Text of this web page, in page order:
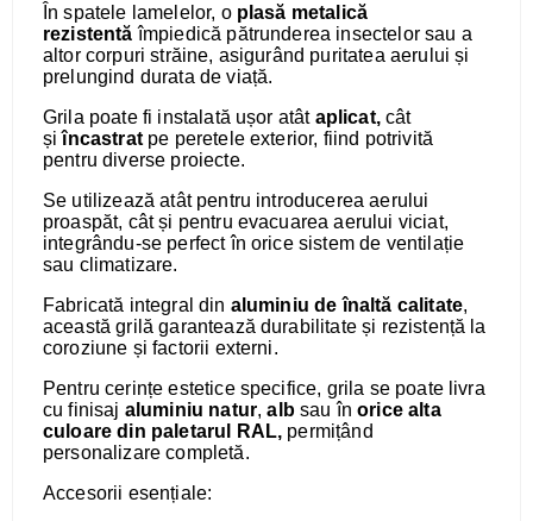
În spatele lamelelor, o plasă metalică
rezistentă împiedică pătrunderea insectelor sau a
altor corpuri străine, asigurând puritatea aerului și
prelungind durata de viață.
Grila poate fi instalată ușor atât aplicat,cât
și încastratpe peretele exterior, fiind potrivită
pentru diverse proiecte.
Se utilizează atât pentru introducerea aerului
proaspăt, cât și pentru evacuarea aerului viciat,
integrându-se perfect în orice sistem de ventilație
sau climatizare.
Fabricată integral din aluminiu de înaltă calitate,
această grilă garantează durabilitate și rezistență la
coroziune și factorii externi.
Pentru cerințe estetice specifice, grila se poate livra
cu finisaj aluminiu natur,albsau înorice alta
culoare din paletarul RAL, permițând
personalizare completă.
Accesorii esențiale: